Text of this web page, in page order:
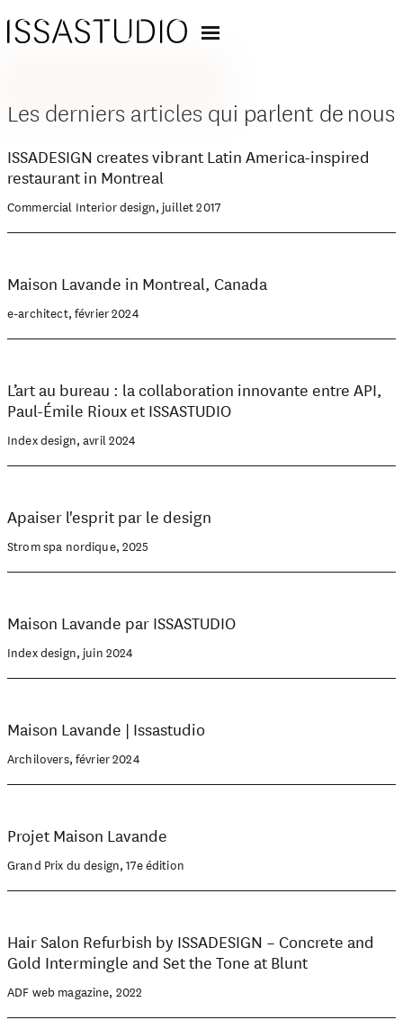
Les derniers articles qui parlent de nous
ISSADESIGN creates vibrant Latin America-inspired
restaurant in Montreal
Commercial Interior design, juillet 2017
Maison Lavande in Montreal, Canada
e-architect, février 2024
L’art au bureau : la collaboration innovante entre API,
Paul-Émile Rioux et ISSASTUDIO
Index design, avril 2024
Apaiser l'esprit par le design
Strom spa nordique, 2025
Maison Lavande par ISSASTUDIO
Index design, juin 2024
Maison Lavande | Issastudio
Archilovers, février 2024
Projet Maison Lavande
Grand Prix du design, 17e édition
Hair Salon Refurbish by ISSADESIGN – Concrete and
Gold Intermingle and Set the Tone at Blunt
ADF web magazine, 2022